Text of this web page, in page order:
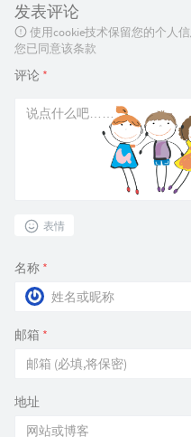
发表评论
使用cookie技术保留您的个人
您已同意该条款
评论 *
表情
名称 *
邮箱 *
地址